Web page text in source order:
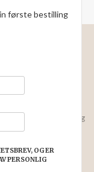
kjøpsopplevelse og
til å lagre
din.
dette.Les mer
første bestilling
OG ER
PERSONLIG